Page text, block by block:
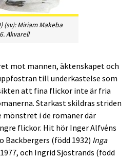
(sv): Miriam Makeba
Akvarell
mot mannen, äktenskapet och
till underkastelse som
att fina flickor inte är fria
Starkast skildras striden
i de romaner där
flickor. Hit hör Inger Alfvéns
Backbergers (född 1932) Inga
och Ingrid Sjöstrands (född